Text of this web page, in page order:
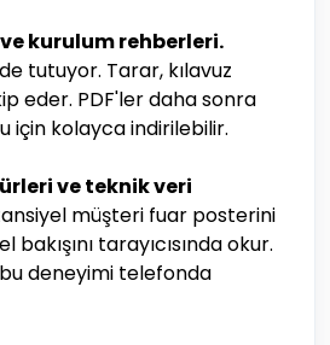
kurulum rehberleri.
tutuyor. Tarar, kılavuz
eder. PDF'ler daha sonra
için kolayca indirilebilir.
ve teknik veri
müşteri fuar posterini
tarayıcısında okur.
deneyimi telefonda